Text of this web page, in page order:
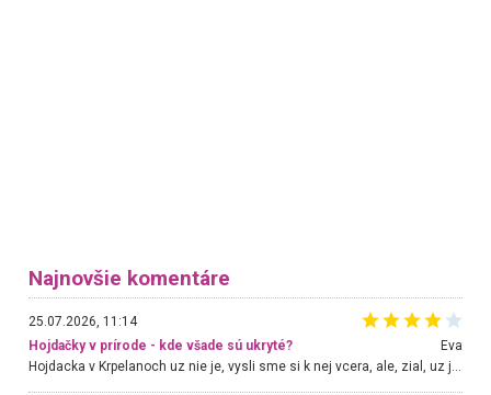
Najnovšie komentáre
25.07.2026, 11:14
Hojdačky v prírode - kde všade sú ukryté?
Eva
Hojdacka v Krpelanoch uz nie je, vysli sme si k nej vcera, ale, zial, uz je znicena. Ak sem planujete cestu len kvoli hojdacke, mozete si ju usetrit. Krasny vyhlad je tu vsak aj bez hojdacky :-)